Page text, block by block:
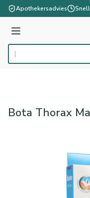
Ga naar de inhoud
Apothekersadvies
Menu
Product, merk,
Bota Thorax